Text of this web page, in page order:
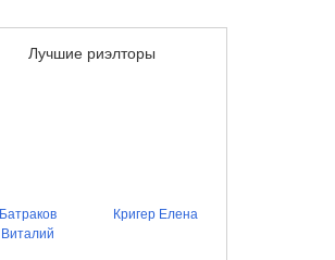
Лучшие риэлторы
Батраков
Виталий
Кригер Елена